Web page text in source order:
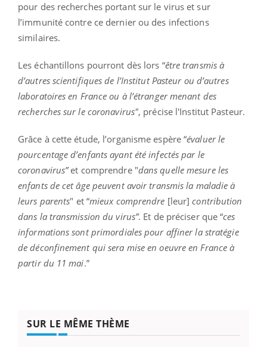
pour des recherches portant sur le virus et sur
l’immunité contre ce dernier ou des infections
similaires.
Les échantillons pourront dès lors “être transmis à
d’autres scientifiques de l’Institut Pasteur ou d’autres
laboratoires en France ou à l’étranger menant des
recherches sur le coronavirus", précise l'Institut Pasteur.
Grâce à cette étude, l’organisme espère “évaluer le
pourcentage d’enfants ayant été infectés par le
coronavirus”et comprendre "dans quelle mesure les
enfants de cet âge peuvent avoir transmis la maladie à
leurs parents" et “mieux comprendre [leur]contribution
dans la transmission du virus”. Et de préciser que “ces
informations sont primordiales pour affiner la stratégie
de déconfinement qui sera mise en oeuvre en France à
partir du 11 mai.”
SUR LE MÊME THÈME